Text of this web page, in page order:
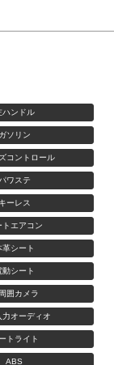
ハンドル
ガソリン
コントロール
パワステ
キーレス
トエアコン
革シート
動シート
囲カメラ
力オーディオ
トライト
ABS